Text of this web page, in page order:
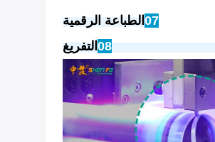
07 الطباعة الرقمية
08 التفريغ